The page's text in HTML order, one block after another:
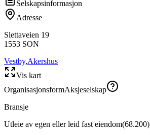
Selskapsinformasjon
Adresse
Slettaveien 19
1553 SON
Vestby,Akershus
Vis kart
OrganisasjonsformAksjeselskap
Bransje
Utleie av egen eller leid fast eiendom(68.200)